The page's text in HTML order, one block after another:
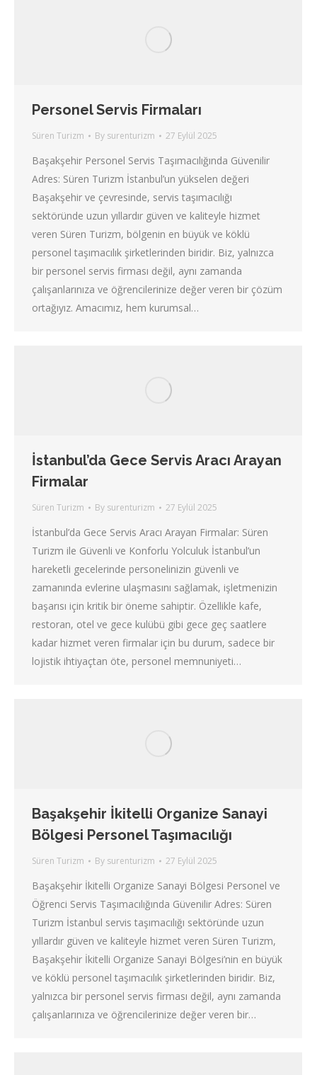
Personel Servis Firmaları
Süren Turizm By surenturizm 27 Eylül 2025
Başakşehir Personel Servis Taşımacılığında Güvenilir
Adres: Süren Turizm İstanbul’un yükselen değeri
Başakşehir ve çevresinde, servis taşımacılığı
sektöründe uzun yıllardır güven ve kaliteyle hizmet
veren Süren Turizm, bölgenin en büyük ve köklü
personel taşımacılık şirketlerinden biridir. Biz, yalnızca
bir personel servis firması değil, aynı zamanda
çalışanlarınıza ve öğrencilerinize değer veren bir çözüm
ortağıyız. Amacımız, hem kurumsal…
İstanbul’da Gece Servis Aracı Arayan
Firmalar
Süren Turizm By surenturizm 27 Eylül 2025
İstanbul’da Gece Servis Aracı Arayan Firmalar: Süren
Turizm ile Güvenli ve Konforlu Yolculuk İstanbul’un
hareketli gecelerinde personelinizin güvenli ve
zamanında evlerine ulaşmasını sağlamak, işletmenizin
başarısı için kritik bir öneme sahiptir. Özellikle kafe,
restoran, otel ve gece kulübü gibi gece geç saatlere
kadar hizmet veren firmalar için bu durum, sadece bir
lojistik ihtiyaçtan öte, personel memnuniyeti…
Başakşehir İkitelli Organize Sanayi
Bölgesi Personel Taşımacılığı
Süren Turizm By surenturizm 27 Eylül 2025
Başakşehir İkitelli Organize Sanayi Bölgesi Personel ve
Öğrenci Servis Taşımacılığında Güvenilir Adres: Süren
Turizm İstanbul servis taşımacılığı sektöründe uzun
yıllardır güven ve kaliteyle hizmet veren Süren Turizm,
Başakşehir İkitelli Organize Sanayi Bölgesi’nin en büyük
ve köklü personel taşımacılık şirketlerinden biridir. Biz,
yalnızca bir personel servis firması değil, aynı zamanda
çalışanlarınıza ve öğrencilerinize değer veren bir…